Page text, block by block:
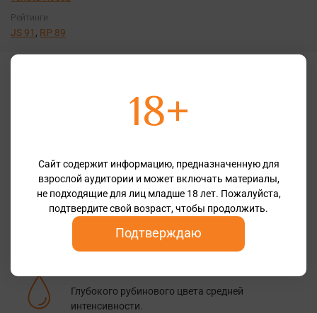
Рейтинги
JS 91 , RP 89
Неббиоло д’Альба – это облегчённая версия
бароло, родом из Альбы, винной столицы южного
лучшей его части – верхушке холма и южной
экспозиции, которая получает больше здесь
солнца.
Дегустационные заметки
Глубокого рубинового цвета средней
интенсивности.
18+
Сайт содержит информацию, предназначенную для
взрослой аудитории и может включать материалы,
не подходящие для лиц младше 18 лет. Пожалуйста,
подтвердите свой возраст, чтобы продолжить.
Подтверждаю